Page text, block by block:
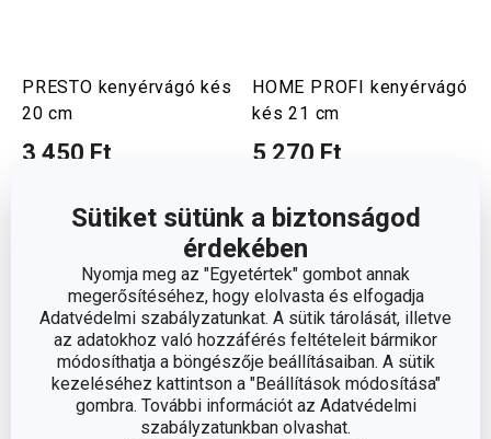
Sütiket sütünk a biztonságod
érdekében
Nyomja meg az "Egyetértek" gombot annak
megerősítéséhez, hogy elolvasta és elfogadja
Adatvédelmi szabályzatunkat. A sütik tárolását, illetve
az adatokhoz való hozzáférés feltételeit bármikor
módosíthatja a böngészője beállításaiban. A sütik
kezeléséhez kattintson a "Beállítások módosítása"
gombra. További információt az Adatvédelmi
szabályzatunkban olvashat.
PRESTO kenyérvágó kés
20 cm
3 450 Ft
HOME PROFI kenyérvágó
kés 21 cm
5 270 Ft
Kosárba